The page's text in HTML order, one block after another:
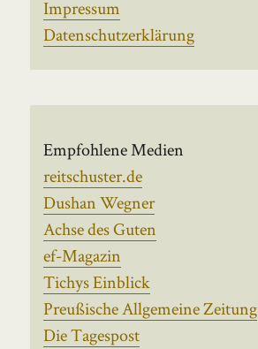
Impressum
Datenschutzerklärung
Empfohlene Medien
reitschuster.de
Dushan Wegner
Achse des Guten
ef-Magazin
Tichys Einblick
Preußische Allgemeine Zeitung
Die Tagespost